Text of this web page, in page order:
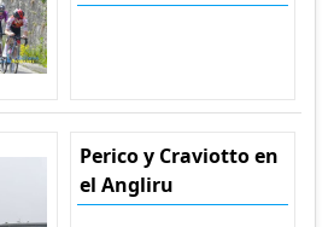
Perico y Craviotto en
el Angliru